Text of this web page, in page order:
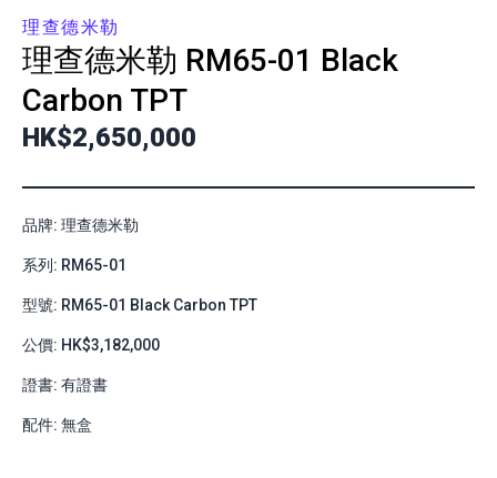
理查德米勒
理查德米勒 RM65-01 Black
Carbon TPT
HK$2,650,000
品牌: 理查德米勒
系列: RM65-01
型號: RM65-01 Black Carbon TPT
公價: HK$3,182,000
證書: 有證書
配件: 無盒